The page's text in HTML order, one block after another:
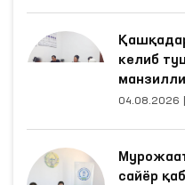
келиб
04.08.2026
сайёр